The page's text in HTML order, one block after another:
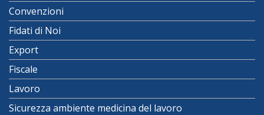
Convenzioni
Fidati di Noi
Export
Fiscale
Lavoro
Sicurezza ambiente medicina del lavoro